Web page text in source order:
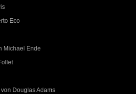
Eco
Michael Ende
von Douglas Adams